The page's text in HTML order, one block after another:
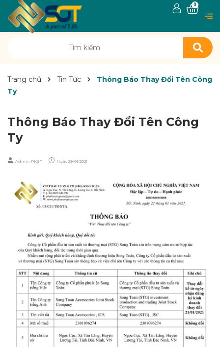
0
Trang chủ Tin Tức
Thông Báo Thay Đổi Tên Công
Ty
Thông Báo Thay Đổi Tên Công
Ty
Admin PKST Ngày 29/01/2021